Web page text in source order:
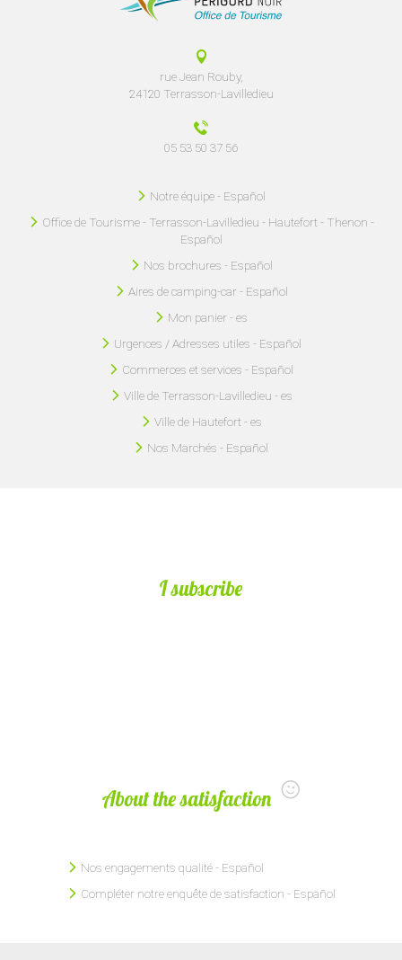
rue Jean Rouby,
24120 Terrasson-Lavilledieu
05 53 50 37 56
Notre équipe - Español
Office de Tourisme - Terrasson-Lavilledieu - Hautefort - Thenon -
Español
Nos brochures - Español
Aires de camping-car - Español
Mon panier - es
Urgences / Adresses utiles - Español
Commerces et services - Español
Ville de Terrasson-Lavilledieu - es
Ville de Hautefort - es
Nos Marchés - Español
I subscribe
About the satisfaction
Nos engagements qualité - Español
Compléter notre enquête de satisfaction - Español